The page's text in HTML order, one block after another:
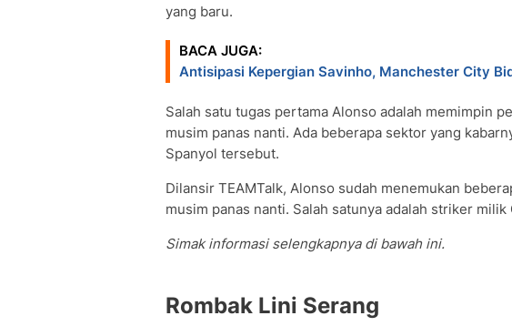
yang baru.
BACA JUGA:
Antisipasi Kepergian Savinho, Manchester City
Salah satu tugas pertama Alonso adalah memimpin
musim panas nanti. Ada beberapa sektor yang
Spanyol tersebut.
Dilansir TEAMTalk, Alonso sudah menemukan
musim panas nanti. Salah satunya adalah striker milik
Simak informasi selengkapnya di bawah ini.
Rombak Lini Serang